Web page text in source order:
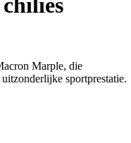
chilies
Marple, die
sportprestatie.